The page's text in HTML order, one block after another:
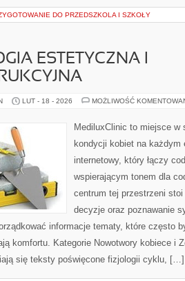
DO PRZEDSZKOLA I SZKOŁY
ESTETYCZNA I
LUT - 18 - 2026 MOŻLIWOŚĆ
MediluxClinic to miejsce
kondycji kobiet na każdym
internetowy, który łączy
wspierającym tonem dla
centrum tej przestrzeni
decyzje oraz poznawanie
informacje tematy, które często
komfortu. Kategorie Nowotwory kobiece i
się teksty poświęcone fizjologii cyklu, […]